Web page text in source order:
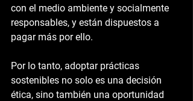
con el medio ambiente y socialmente
responsables, y están dispuestos a
pagar más por ello.
Por lo tanto, adoptar prácticas
sostenibles no solo es una decisión
ética, sino también una oportunidad